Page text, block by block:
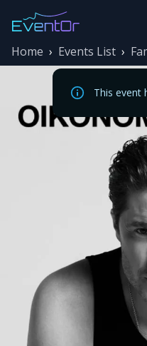
This event
Home › Events List ›